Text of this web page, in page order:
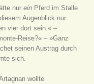
nur ein Pferd im Stalle
Augenblick nur
vier dort sein.« –
Reise?« – »Ganz
seinen Austrag durch
sich.
wollte